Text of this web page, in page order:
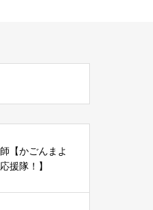
【かごんまよ
援隊！】